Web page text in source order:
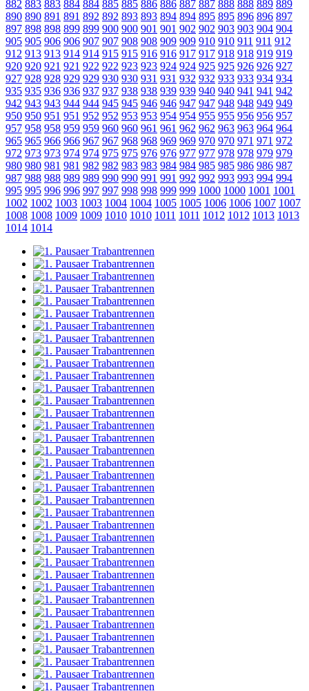
882 883 883 884 884 885 885 886 886 887 887 888 888 889 889
890 890 891 891 892 892 893 893 894 894 895 895 896 896 897
897 898 898 899 899 900 900 901 901 902 902 903 903 904 904
905 905 906 906 907 907 908 908 909 909 910 910 911 911 912
912 913 913 914 914 915 915 916 916 917 917 918 918 919 919
920 920 921 921 922 922 923 923 924 924 925 925 926 926 927
927 928 928 929 929 930 930 931 931 932 932 933 933 934 934
935 935 936 936 937 937 938 938 939 939 940 940 941 941 942
942 943 943 944 944 945 945 946 946 947 947 948 948 949 949
950 950 951 951 952 952 953 953 954 954 955 955 956 956 957
957 958 958 959 959 960 960 961 961 962 962 963 963 964 964
965 965 966 966 967 967 968 968 969 969 970 970 971 971 972
972 973 973 974 974 975 975 976 976 977 977 978 978 979 979
980 980 981 981 982 982 983 983 984 984 985 985 986 986 987
987 988 988 989 989 990 990 991 991 992 992 993 993 994 994
995 995 996 996 997 997 998 998 999 999 1000 1000 1001 1001
1002 1002 1003 1003 1004 1004 1005 1005 1006 1006 1007 1007
1008 1008 1009 1009 1010 1010 1011 1011 1012 1012 1013 1013
1014 1014